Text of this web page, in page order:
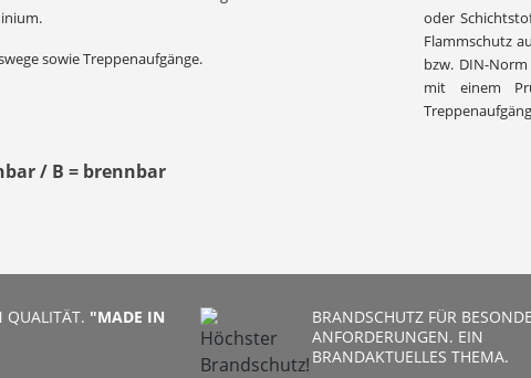
sowie Treppenaufgänge.
oder
Flammschutz
bzw. DIN-
mit einem
/ B = brennbar
QUALITÄT. "MADE IN
BRANDSCHUTZ FÜR
ANFORDERUNGEN. EIN
BRANDAKTUELLES THEMA.